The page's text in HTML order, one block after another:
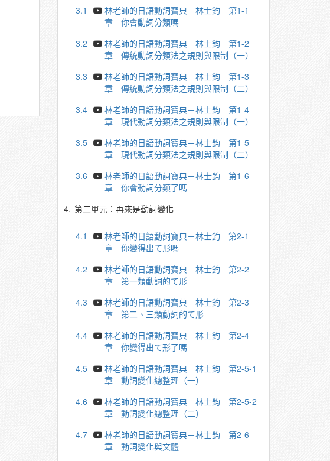
3.1
林老師的日語動詞寶典－林士鈞 第1-1
章 你會動詞分類嗎
3.2
林老師的日語動詞寶典－林士鈞 第1-2
章 傳統動詞分類法之規則與限制（一）
3.3
林老師的日語動詞寶典－林士鈞 第1-3
章 傳統動詞分類法之規則與限制（二）
3.4
林老師的日語動詞寶典－林士鈞 第1-4
章 現代動詞分類法之規則與限制（一）
3.5
林老師的日語動詞寶典－林士鈞 第1-5
章 現代動詞分類法之規則與限制（二）
3.6
林老師的日語動詞寶典－林士鈞 第1-6
章 你會動詞分類了嗎
4. 第二單元：再來是動詞變化
4.1
林老師的日語動詞寶典－林士鈞 第2-1
章 你變得出て形嗎
4.2
林老師的日語動詞寶典－林士鈞 第2-2
章 第一類動詞的て形
4.3
林老師的日語動詞寶典－林士鈞 第2-3
章 第二、三類動詞的て形
4.4
林老師的日語動詞寶典－林士鈞 第2-4
章 你變得出て形了嗎
4.5
林老師的日語動詞寶典－林士鈞 第2-5-1
章 動詞變化總整理（一）
4.6
林老師的日語動詞寶典－林士鈞 第2-5-2
章 動詞變化總整理（二）
4.7
林老師的日語動詞寶典－林士鈞 第2-6
章 動詞變化與文體